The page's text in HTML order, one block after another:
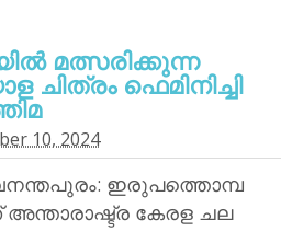
മത്സരിക്കുന്ന
ചിത്രം ഫെമിനിച്ചി
10, 2024
ഇരുപത്തൊമ്പ
അന്താരാഷ്ട്ര കേരള ചല